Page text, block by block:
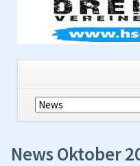
Navigation
überspringen
News Oktober